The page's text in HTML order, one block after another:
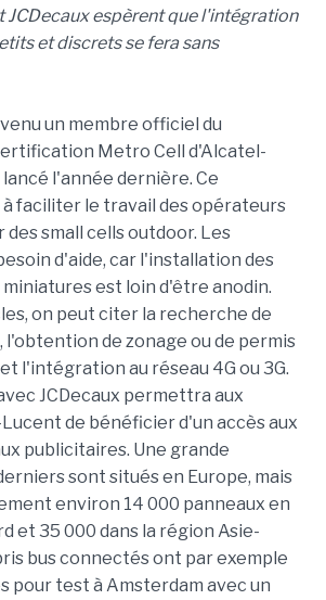
espèrent que l'intégration
et discrets se fera sans
un membre officiel du
Metro Cell d'Alcatel-
l'année dernière. Ce
faciliter le travail des opérateurs
small cells outdoor. Les
d'aide, car l'installation des
est loin d'être anodin.
on peut citer la recherche de
de zonage ou de permis
l'intégration au réseau 4G ou 3G.
JCDecaux permettra aux
de bénéficier d'un accès aux
publicitaires. Une grande
sont situés en Europe, mais
environ 14 000 panneaux en
et 35 000 dans la région Asie-
bus connectés ont par exemple
pour test à Amsterdam avec un